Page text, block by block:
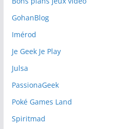
GohanBlog
Imérod
Je Geek Je Play
Julsa
PassionaGeek
Poké Games Land
Spiritmad